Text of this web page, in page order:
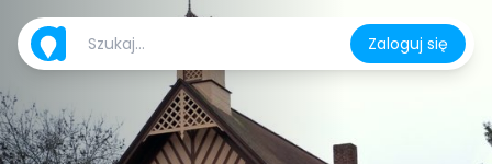
Zaloguj się